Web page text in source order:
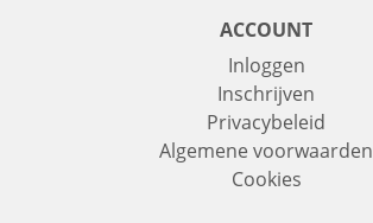
ACCOUNT
Inloggen
Inschrijven
Privacybeleid
Algemene voorwaarden
Cookies